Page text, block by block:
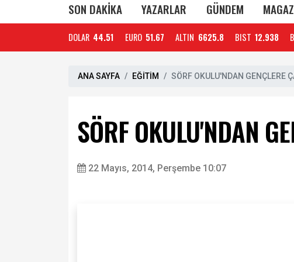
SON DAKİKA YAZARLAR GÜNDEM
DOLAR 44.51 EURO 51.67 ALTIN 6625.8 BIST 12.938
ANA SAYFA EĞİTİM SÖRF OKULU'NDAN GENÇLERE
SÖRF OKULU'NDAN
22 Mayıs, 2014, Perşembe 10:07